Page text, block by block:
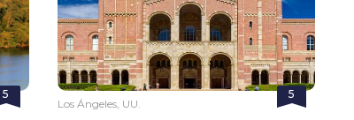
5 5
Los Ángeles, UU.